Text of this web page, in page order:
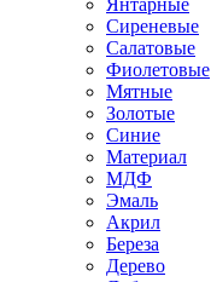
Янтарные
Сиреневые
Салатовые
Фиолетовые
Мятные
Золотые
Синие
Материал
МДФ
Эмаль
Акрил
Береза
Дерево